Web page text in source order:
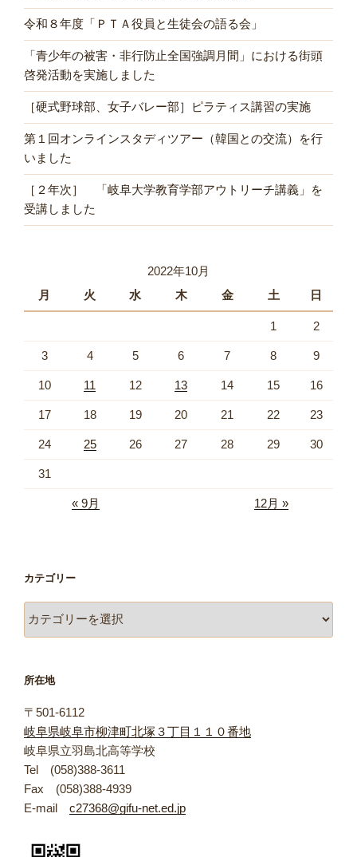
令和８年度「ＰＴＡ役員と生徒会の語る会」
「青少年の被害・非行防止全国強調月間」における街頭
啓発活動を実施しました
［硬式野球部、女子バレー部］ピラティス講習の実施
第１回オンラインスタディツアー（韓国との交流）を行
いました
［２年次］ 「岐阜大学教育学部アウトリーチ講義」を
受講しました
2022年10月
月
火 水 木 金 土 日
1 2
3 4 5 6 7 8 9
10 11 12 13 14 15 16
17 18 19 20 21 22 23
24 25 26 27 28 29 30
31
« 9月 12月 »
カテゴリー
テ
ー
所在地
〒501-6112
岐阜県岐阜市柳津町北塚３丁目１１０番地
岐阜県立羽島北高等学校
Tel (058)388-3611
Fax (058)388-4939
E-mail c27368@gifu-net.ed.jp